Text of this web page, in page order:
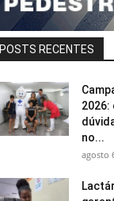
POSTS RECENTES
2026:
no...
agosto